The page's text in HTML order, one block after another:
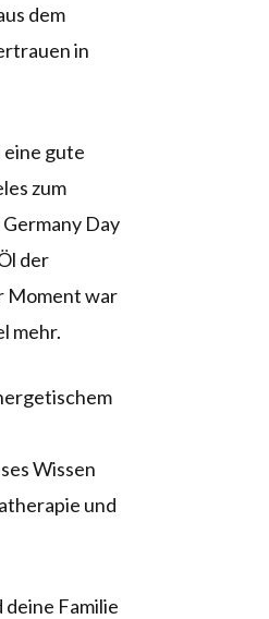
dem
in
eine gute
zum
Day
der
Moment war
mehr.
Wissen
und
deine Familie